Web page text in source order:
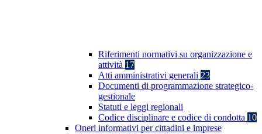
Riferimenti normativi su organizzazione e
attività 17
Atti amministrativi generali 23
Documenti di programmazione strategico-
gestionale
Statuti e leggi regionali
Codice disciplinare e codice di condotta 10
Oneri informativi per cittadini e imprese